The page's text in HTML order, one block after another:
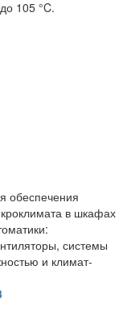
105 °C.
обеспечения
в шкафах
системы
и климат-